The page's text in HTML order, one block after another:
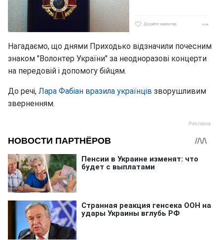
Нагадаємо, що днями Приходько відзначили почесним
знаком "Волонтер України" за неодноразові концерти
на передовій і допомогу бійцям.
До речі, Лара Фабіан вразила українців зворушливим
зверненням.